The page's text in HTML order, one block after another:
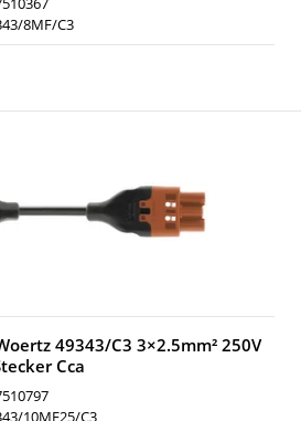
8MF/C3
49343/C3 3×2.5mm² 250V
Cca
10MF25/C3